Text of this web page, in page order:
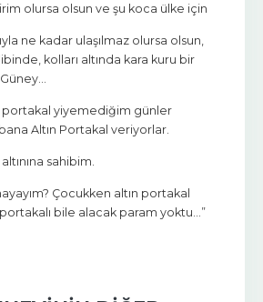
olursa olsun ve şu koca ülke için
ne kadar ulaşılmaz olursa olsun,
kolları altında kara kuru bir
portakal yiyemediğim günler
Altın Portakal veriyorlar.
sahibim.
Çocukken altın portakal
bile alacak param yoktu…”